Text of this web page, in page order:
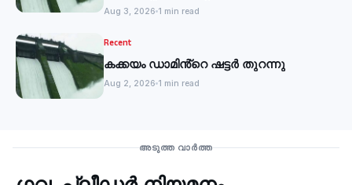
Aug 3, 2026 1 min read
Recent
കക്കയം ഡാമിൻ്റെ ഷട്ടർ തുറന്നു
Aug 2, 2026 1 min read
അടുത്ത വാർത്ത